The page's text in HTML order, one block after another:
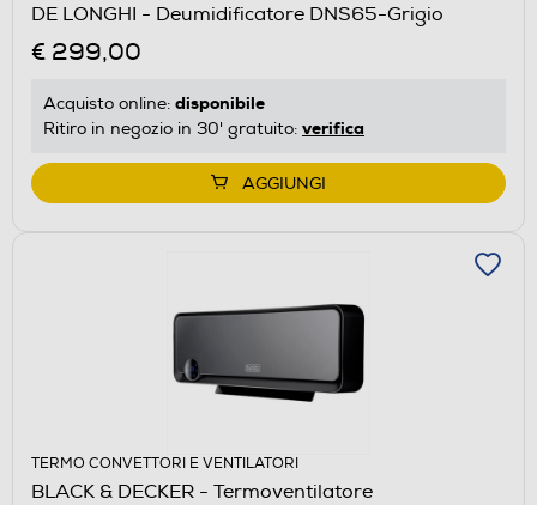
DE LONGHI - Deumidificatore DNS65-Grigio
€ 299,00
Acquisto online: disponibile
Ritiro in negozio in 30' gratuito: verifica
AGGIUNGI
TERMO CONVETTORI E VENTILATORI
BLACK & DECKER - Termoventilatore